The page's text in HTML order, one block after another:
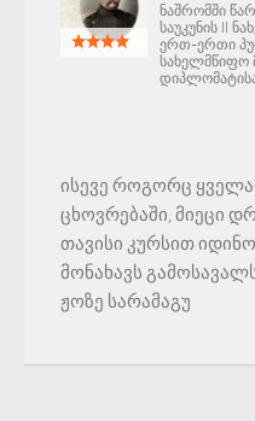
ნაშრომში
საუკუნის II
ერთ-ერთი
სახელმწიფო
ისევე როგორც
ცხოვრებაში, მიეცი
თავისი კურსით
მონახავს
ჟოზე სარამაგუ